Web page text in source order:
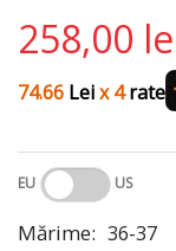
258,00
74.66 Leix 4rate
EU US
Mărime: 36-37